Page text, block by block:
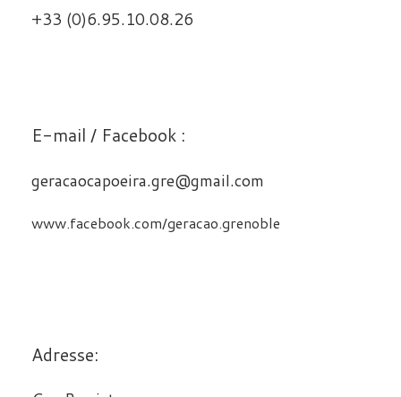
+33 (0)6.95.10.08.26
E-mail / Facebook :
geracaocapoeira.gre@gmail.com
www.facebook.com/geracao.grenoble
Adresse: